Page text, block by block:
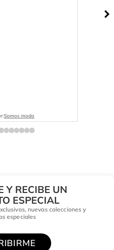
Somos moda
Y RECIBE UN
ESPECIAL
nuevas colecciones y
especiales